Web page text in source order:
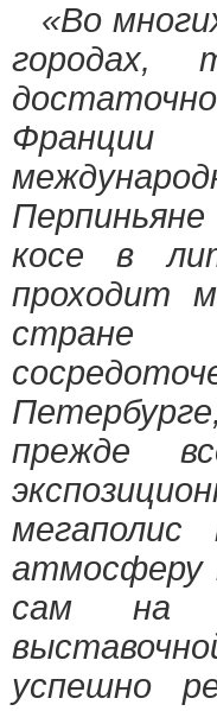
«Во
городах,
косе в
проходит
стране
прежде
атмосферу
сам на
успешно